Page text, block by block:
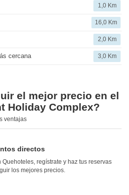
1,0 Km
16,0 Km
2,0 Km
cercana 3,0 Km
el mejor precio en el
Holiday Complex?
ventajas
directos
regístrate y haz tus reservas
los mejores precios.